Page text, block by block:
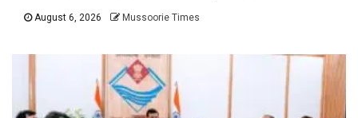
August 6, 2026 Mussoorie Times